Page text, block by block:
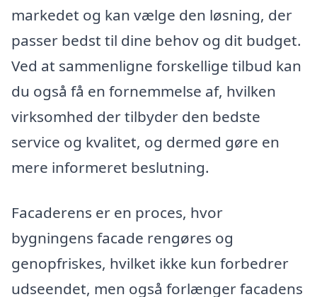
markedet og kan vælge den løsning, der
passer bedst til dine behov og dit budget.
Ved at sammenligne forskellige tilbud kan
du også få en fornemmelse af, hvilken
virksomhed der tilbyder den bedste
service og kvalitet, og dermed gøre en
mere informeret beslutning.
Facaderens er en proces, hvor
bygningens facade rengøres og
genopfriskes, hvilket ikke kun forbedrer
udseendet, men også forlænger facadens